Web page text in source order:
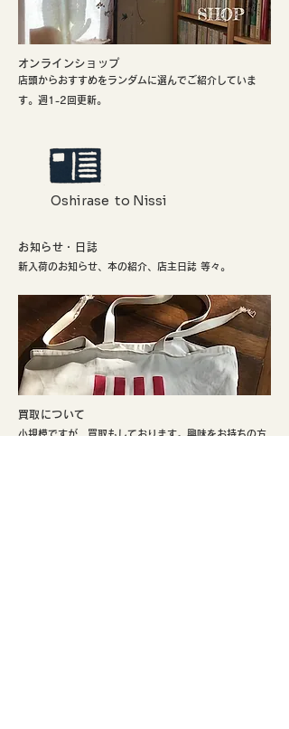
​オンラインショップ
店頭からおすすめをランダムに選んでご紹介していま
す。週1-2回更新。
Oshirase to Nissi
お知らせ・日誌
新入荷のお知らせ、本の紹介、店主日誌 等々。
​買取について
小規模ですが、買取もしております。興味をお持ちの方